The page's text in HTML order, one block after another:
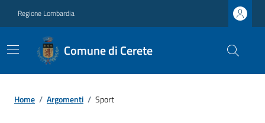
Regione Lombardia
Comune di Cerete
Home / Argomenti / Sport